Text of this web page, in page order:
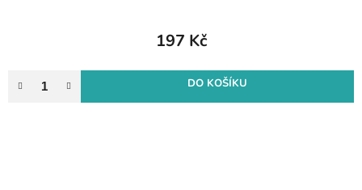
197 Kč
DO KOŠÍKU